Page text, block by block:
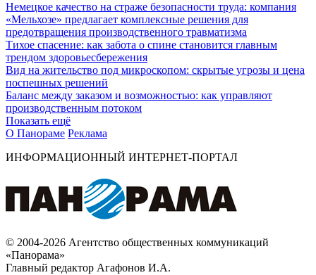
Немецкое качество на страже безопасности труда: компания
«Мельхозе» предлагает комплексные решения для
предотвращения производственного травматизма
Тихое спасение: как забота о спине становится главным
трендом здоровьесбережения
Вид на жительство под микроскопом: скрытые угрозы и цена
поспешных решений
Баланс между заказом и возможностью: как управляют
производственным потоком
Показать ещё
О Панораме Реклама
ИНФОРМАЦИОННЫЙ ИНТЕРНЕТ-ПОРТАЛ
© 2004-2026 Агентство общественных коммуникаций
«Панорама»
Главный редактор Агафонов И.А.